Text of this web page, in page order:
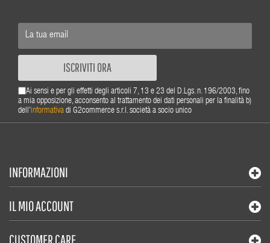
ISCRIVITI ORA
Ai sensi e per gli effetti degli articoli 7, 13 e 23 del D.Lgs. n. 196/2003, fino
a mia opposizione, acconsento al trattamento dei dati personali per la finalità b)
dell'informativa di G2commerce s.r.l. società a socio unico
INFORMAZIONI
IL MIO ACCOUNT
CUSTOMER CARE